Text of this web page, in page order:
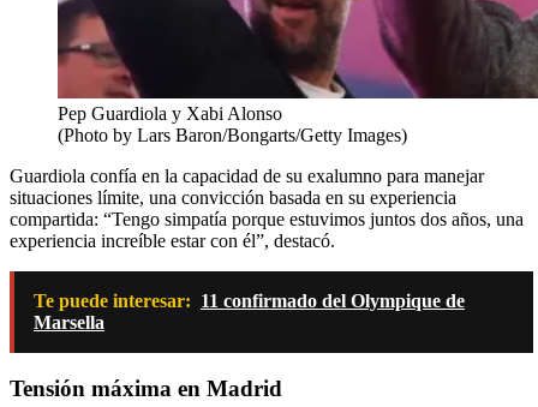
Pep Guardiola y Xabi Alonso
(Photo by Lars Baron/Bongarts/Getty Images)
Guardiola confía en la capacidad de su exalumno para manejar
situaciones límite, una convicción basada en su experiencia
compartida: “Tengo simpatía porque estuvimos juntos dos años, una
experiencia increíble estar con él”, destacó.
Te puede interesar: 11 confirmado del Olympique de
Marsella
Tensión máxima en Madrid